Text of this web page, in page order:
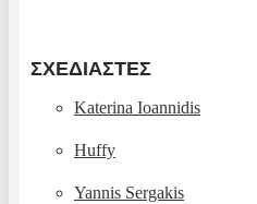
ΣΧΕΔΙΑΣΤΈΣ
Katerina Ioannidis
Huffy
Yannis Sergakis